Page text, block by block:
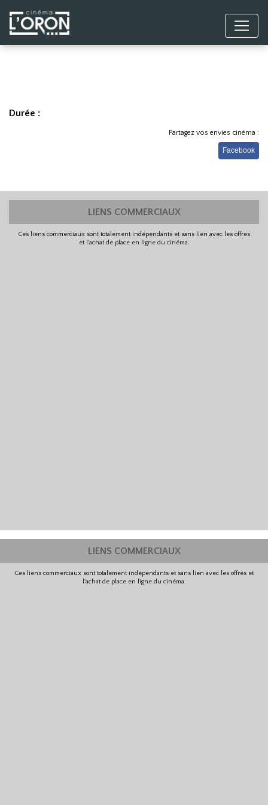
Durée :
Partagez vos envies cinéma :
Facebook
LIENS COMMERCIAUX
Ces liens commerciaux sont totalement indépendants et sans lien avec les offres
et l'achat de place en ligne du cinéma.
LIENS COMMERCIAUX
Ces liens commerciaux sont totalement indépendants et sans lien avec les offres et
l'achat de place en ligne du cinéma.